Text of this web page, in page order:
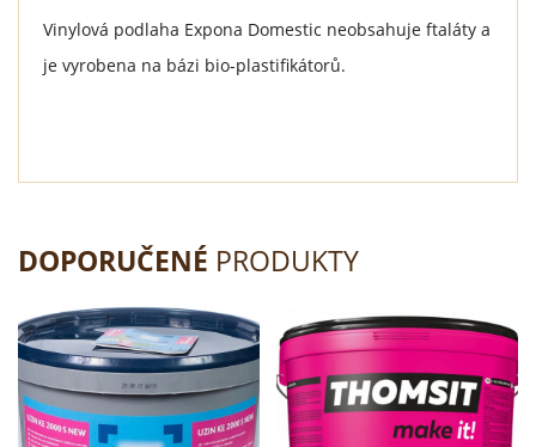
Vinylová podlaha Expona Domestic neobsahuje ftaláty a
je vyrobena na bázi bio-plastifikátorů.
DOPORUČENÉ PRODUKTY